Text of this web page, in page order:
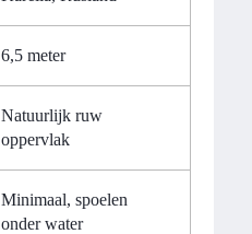
6,5 meter
Natuurlijk ruw
oppervlak
Minimaal, spoelen
onder water